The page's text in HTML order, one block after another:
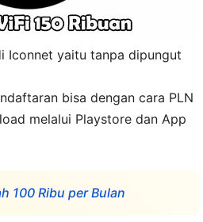
Iconnet yaitu tanpa dipungut
bisa dengan cara PLN
melalui Playstore dan App
100 Ribu per Bulan